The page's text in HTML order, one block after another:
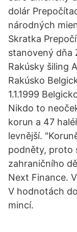
dolár
národných
Skratka
stanovený dňa
Rakúsky šiling
Rakúsko
1.1.1999
Nikdo to
korun a 47
levnější.
podněty, proto
zahraničního
Next Finance.
V hodnotách
mincí.